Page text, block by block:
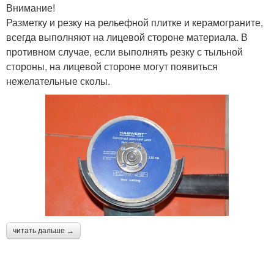
Внимание!
Разметку и резку на рельефной плитке и керамограните,
всегда выполняют на лицевой стороне материала. В
противном случае, если выполнять резку с тыльной
стороны, на лицевой стороне могут появиться
нежелательные сколы.
читать дальше →